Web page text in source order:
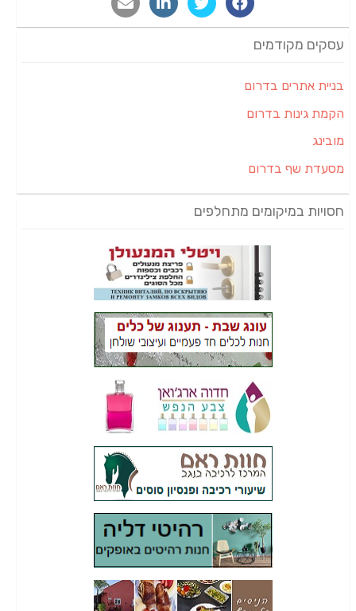
עסקים מקודמים
בניית אתרים בדרום
הקמת גינות בדרום
מובינג
מסעדת שף בדרום
חסויות במיקומים מתחלפים